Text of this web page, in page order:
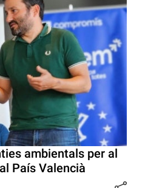
ambientals per al
País Valencià